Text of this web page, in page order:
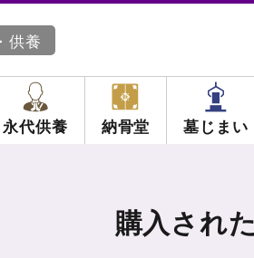
供養
永代供養 納骨堂 墓じまい
購入され